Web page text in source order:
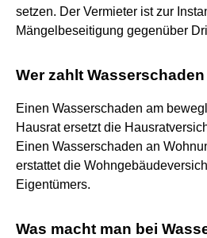
setzen. Der Vermieter ist zur
Mängelbeseitigung gegenüber
Wer zahlt
Einen Wasserschaden am
Hausrat ersetzt die
Einen Wasserschaden an
erstattet die
Eigentümers.
Was macht man bei